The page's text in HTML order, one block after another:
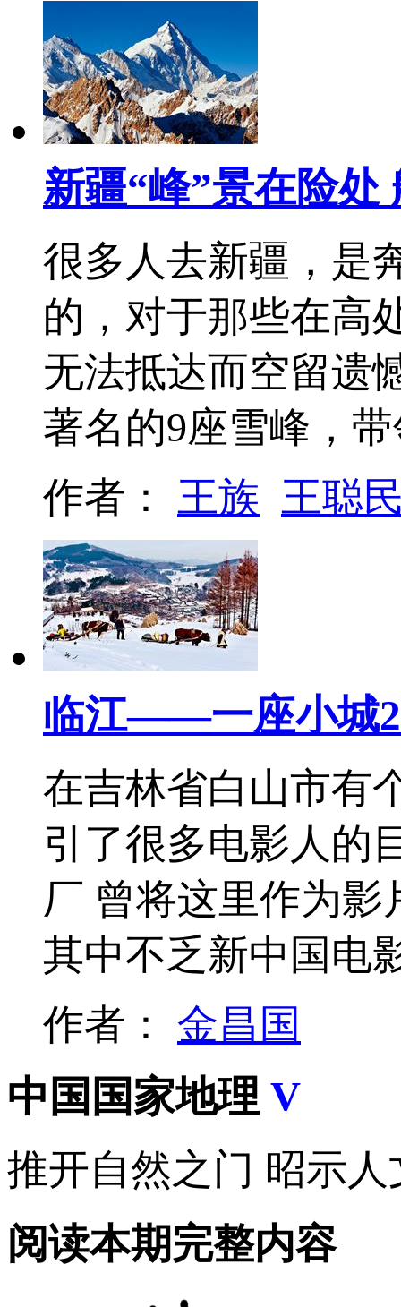
新疆“峰”景在险处
很多人去新疆，是
的，对于那些在高
无法抵达而空留遗
著名的9座雪峰，
作者： 王族 王聪
临江——一座小城
在吉林省白山市有
引了很多电影人的
厂 曾将这里作为
其中不乏新中国
作者： 金昌国
中国国家地理 V
推开自然之门 昭示人
阅读本期完整内容